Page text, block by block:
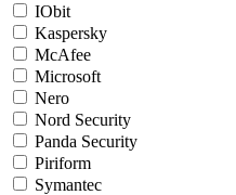
IObit
Kaspersky
McAfee
Microsoft
Nero
Nord Security
Panda Security
Piriform
Symantec